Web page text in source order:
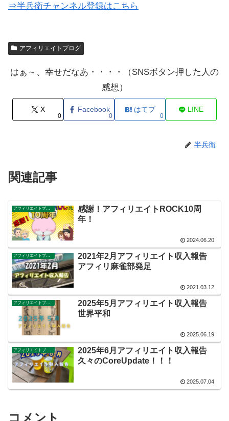
⇒半兵衛チャンネル登録はこちら
アフィリエイトブログ
はぁ～、幸せだなあ・・・・（SNSボタン押した人の
感想）
X
0
Facebook
0
はてブ
0
LINE
半兵衛
関連記事
アフィリエイトブログ
感謝！アフィリエイトROCK10周
年！
2024.06.20
アフィリエイトブログ
2021年2月アフィリエイト収入報告
アフィリ麻雀部発足
2021.03.12
アフィリエイトブログ
2025年5月アフィリエイト収入報告
世界平和
2025.06.19
アフィリエイトブログ
2025年6月アフィリエイト収入報告
久々のCoreUpdate！！！
2025.07.04
コメント